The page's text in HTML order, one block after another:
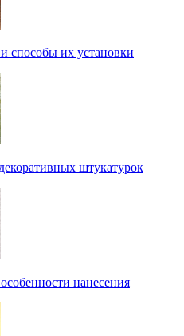
способы их установки
штукатурок
нанесения